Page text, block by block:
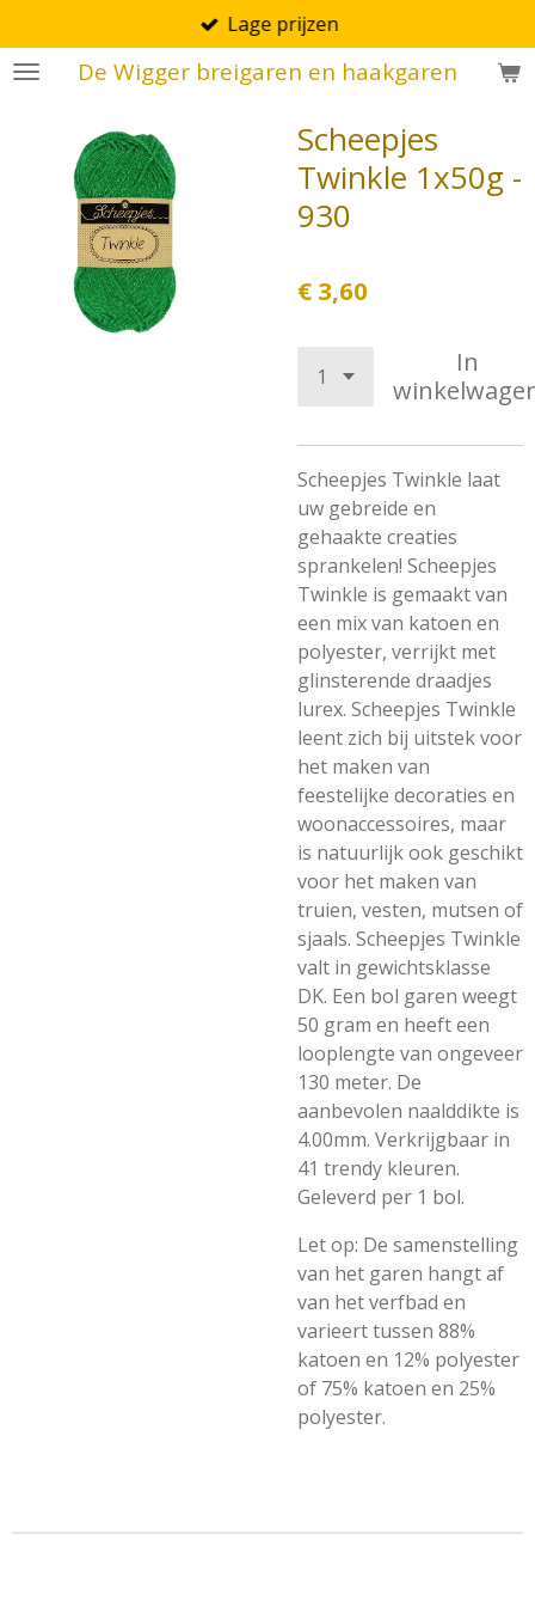
direct
naar
hoofdinhoud
De Wigger breigaren en haakgaren
Lage prijzen
Scheepjes
Twinkle 1x50g -
930
€ 3,60
In
Scheepjes Twinkle laat
uw gebreide en
gehaakte creaties
sprankelen! Scheepjes
Twinkle is gemaakt van
een mix van katoen en
polyester, verrijkt met
glinsterende draadjes
lurex. Scheepjes Twinkle
leent zich bij uitstek voor
het maken van
feestelijke decoraties en
woonaccessoires, maar
is natuurlijk ook geschikt
voor het maken van
truien, vesten, mutsen of
sjaals. Scheepjes Twinkle
valt in gewichtsklasse
DK. Een bol garen weegt
50 gram en heeft een
looplengte van ongeveer
130 meter. De
aanbevolen naalddikte is
4.00mm. Verkrijgbaar in
41 trendy kleuren.
Geleverd per 1 bol.
Let op: De samenstelling
van het garen hangt af
van het verfbad en
varieert tussen 88%
katoen en 12% polyester
of 75% katoen en 25%
polyester.